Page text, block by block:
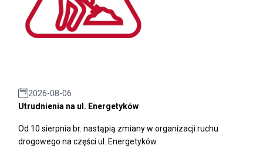
2026-08-06
Utrudnienia na ul. Energetyków
Od 10 sierpnia br. nastąpią zmiany w organizacji ruchu
drogowego na części ul. Energetyków.